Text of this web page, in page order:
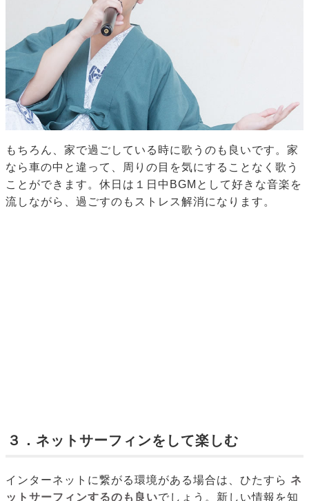
もちろん、家で過ごしている時に歌うのも良いです。家
なら車の中と違って、周りの目を気にすることなく歌う
ことができます。休日は１日中BGMとして好きな音楽を
流しながら、過ごすのもストレス解消になります。
３．ネットサーフィンをして楽しむ
インターネットに繋がる環境がある場合は、ひたすら ネ
ットサーフィンするのも良いでしょう。新しい情報を知